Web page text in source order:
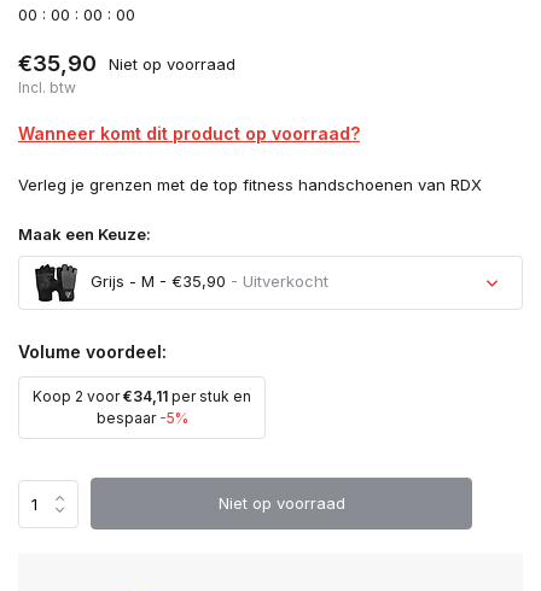
00 : 00 : 00 : 00
€35,90 Niet op voorraad
Incl. btw
Wanneer komt dit product op voorraad?
Verleg je grenzen met de top fitness handschoenen van RDX
Maak een Keuze:
Grijs - M - €35,90 - Uitverkocht
Volume voordeel:
Koop 2 voor€34,11 per stuk en
bespaar -5%
Niet op voorraad